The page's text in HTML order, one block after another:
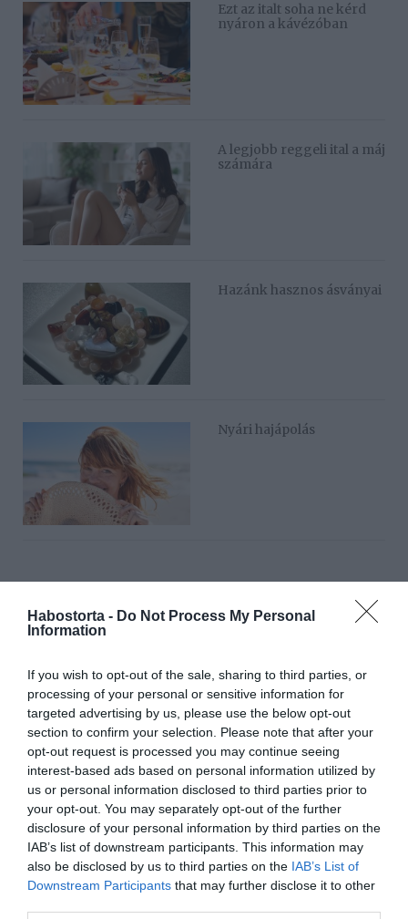
Habostorta - Do Not Process My Personal
Information
If you wish to opt-out of the sale, sharing to third parties, or
processing of your personal or sensitive information for
targeted advertising by us, please use the below opt-out
section to confirm your selection. Please note that after your
opt-out request is processed you may continue seeing
interest-based ads based on personal information utilized by
us or personal information disclosed to third parties prior to
your opt-out. You may separately opt-out of the further
disclosure of your personal information by third parties on the
IAB’s list of downstream participants. This information may
also be disclosed by us to third parties on the IAB’s List of
Downstream Participants that may further disclose it to other
Ezt az italt soha ne kérd
nyáron a kávézóban
A legjobb reggeli ital a máj
számára
Hazánk hasznos ásványai
Nyári hajápolás
Szabó Zsófiék megtalálták a megfelelő
otthont
Új fejezetéhez érkezett Szabó Zsófi élete. A műsorvezető